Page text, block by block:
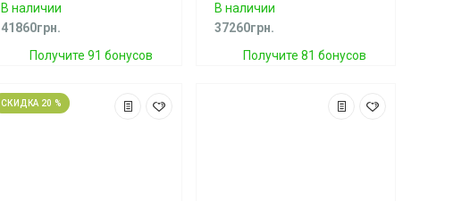
В наличии
41860грн.
Получите 91 бонусов
В наличии
37260грн.
Получите 81 бонусов
СКИДКА 20 %